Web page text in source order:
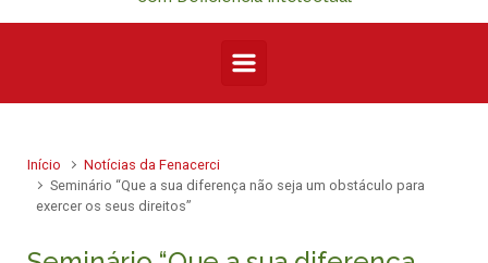
Início
Notícias da Fenacerci
Seminário “Que a sua diferença não seja um obstáculo para
exercer os seus direitos”